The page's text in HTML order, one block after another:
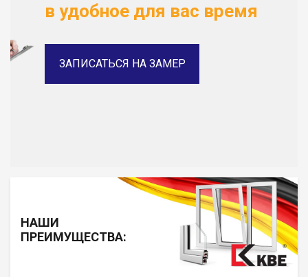
в удобное для вас время
ЗАПИСАТЬСЯ НА ЗАМЕР
НАШИ
ПРЕИМУЩЕСТВА: